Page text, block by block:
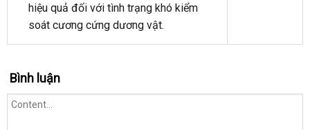
hiệu quả đối sử
dụng
với tình trạng khó kiểm
soát cương cứng dương vật.
Bình luận